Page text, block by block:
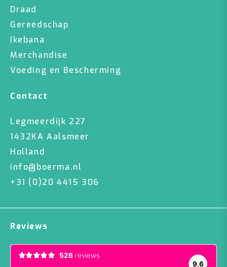
Draad
Gereedschap
Ikebana
Merchandise
Voeding en Bescherming
Contact
Legmeerdijk 227
1432KA Aalsmeer
Holland
info@boerma.nl
+31 (0)20 4415 306
Reviews